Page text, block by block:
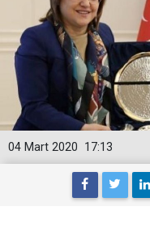
17:13
04 Mart 2020